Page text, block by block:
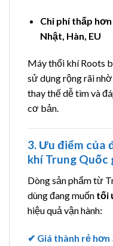
Chi phí thấp
Nhật, Hàn, EU
Máy thổi khí Roots
sử dụng rộng rãi
thay thế dễ tìm và
cơ bản.
3. Ưu điểm của
khí Trung Quốc
Dòng sản phẩm từ
dùng đang muốn tối
hiệu quả vận hành:
✔ Giá thành rẻ hơn